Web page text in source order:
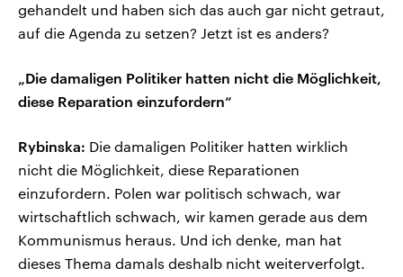
gehandelt und haben sich das auch gar nicht getraut,
auf die Agenda zu setzen? Jetzt ist es anders?
„Die damaligen Politiker hatten nicht die Möglichkeit,
diese Reparation einzufordern“
Rybinska: Die damaligen Politiker hatten wirklich
nicht die Möglichkeit, diese Reparationen
einzufordern. Polen war politisch schwach, war
wirtschaftlich schwach, wir kamen gerade aus dem
Kommunismus heraus. Und ich denke, man hat
dieses Thema damals deshalb nicht weiterverfolgt.